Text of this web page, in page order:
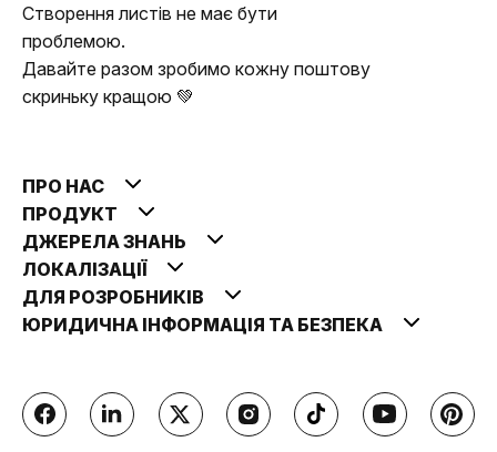
Створення листів не має бути
проблемою.
Давайте разом зробимо кожну поштову
скриньку кращою 💚
ПРО НАС
ПРОДУКТ
ДЖЕРЕЛА ЗНАНЬ
ЛОКАЛІЗАЦІЇ
ДЛЯ РОЗРОБНИКІВ
ЮРИДИЧНА ІНФОРМАЦІЯ ТА БЕЗПЕКА